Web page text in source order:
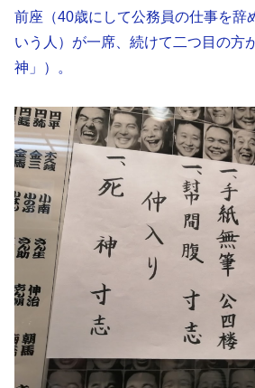
前座（40歳にして公務員の仕事を辞
いう人）が一席、続けて二つ目の方
神」）。